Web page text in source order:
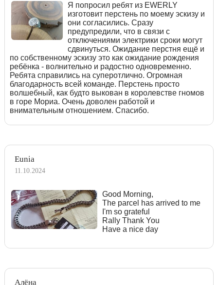
Я попросил ребят из EWERLY
изготовит перстень по моему эскизу и
они согласились. Сразу
предупредили, что в связи с
отключениями электрики сроки могут
сдвинуться. Ожидание перстня ещё и
по собственному эскизу это как ожидание рождения
ребёнка - волнительно и радостно одновременно.
Ребята справились на суперотлично. Огромная
благодарность всей команде. Перстень просто
волшебный, как будто выкован в королевстве гномов
в горе Мориа. Очень доволен работой и
внимательным отношением. Спасибо.
Eunia
11.10.2024
Good Morning,
The parcel has arrived to me
I'm so grateful
Rally Thank You
Have a nice day
Алёна